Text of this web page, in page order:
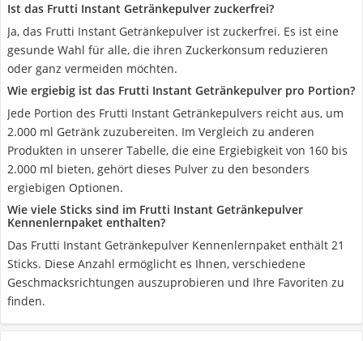
Ist das Frutti Instant Getränkepulver zuckerfrei?
Ja, das Frutti Instant Getränkepulver ist zuckerfrei. Es ist eine
gesunde Wahl für alle, die ihren Zuckerkonsum reduzieren
oder ganz vermeiden möchten.
Wie ergiebig ist das Frutti Instant Getränkepulver pro Portion?
Jede Portion des Frutti Instant Getränkepulvers reicht aus, um
2.000 ml Getränk zuzubereiten. Im Vergleich zu anderen
Produkten in unserer Tabelle, die eine Ergiebigkeit von 160 bis
2.000 ml bieten, gehört dieses Pulver zu den besonders
ergiebigen Optionen.
Wie viele Sticks sind im Frutti Instant Getränkepulver
Kennenlernpaket enthalten?
Das Frutti Instant Getränkepulver Kennenlernpaket enthält 21
Sticks. Diese Anzahl ermöglicht es Ihnen, verschiedene
Geschmacksrichtungen auszuprobieren und Ihre Favoriten zu
finden.